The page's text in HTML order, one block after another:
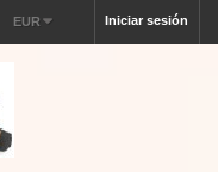
Iniciar sesión
EUR